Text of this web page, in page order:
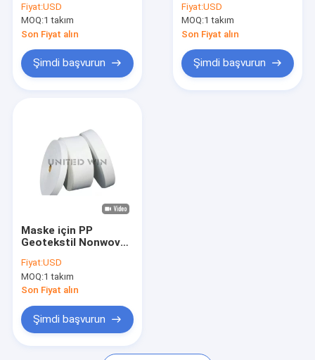
Ev
Ürün:% s
Fabrika turu
Kalite kontrol
Bizimle iletişime geçin
Yapma Makinesi
Üreticisi
Fiyat:USD
MOQ:1 takım
Son Fiyat alın
Şimdi başvurun
Spunbound
Nonwoven Üretim
Hattı Üreticiler
Fiyat:USD
MOQ:1 takım
Son Fiyat alın
Şimdi başvurun
Maske için PP
Geotekstil Nonwoven
Sigara Dokuma
Polyester Kumaş
Fiyat:USD
MOQ:1 takım
Son Fiyat alın
Şimdi başvurun